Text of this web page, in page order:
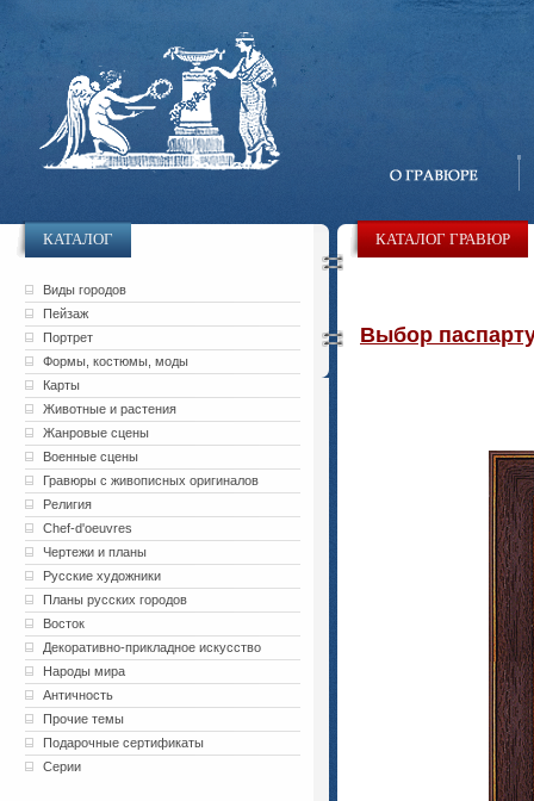
КАТАЛОГ
Виды городов
Пейзаж
Портрет
Формы, костюмы, моды
Карты
Животные и растения
Жанровые сцены
Военные сцены
Гравюры с живописных оригиналов
Религия
Chef-d'oeuvres
Чертежи и планы
Русские художники
Планы русских городов
Восток
Декоративно-прикладное искусство
Народы мира
Античность
Прочие темы
Подарочные сертификаты
Серии
КАТАЛОГ ГРАВЮР
Выбор